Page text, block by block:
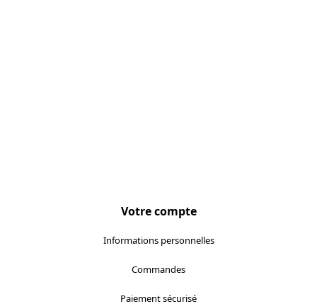
Votre compte
Informations personnelles
Commandes
Paiement sécurisé